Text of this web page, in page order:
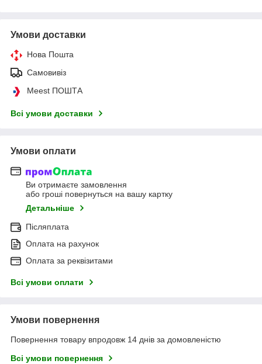
Умови доставки
Нова Пошта
Самовивіз
Meest ПОШТА
Всі умови доставки
Умови оплати
Ви отримаєте замовлення
або гроші повернуться на вашу картку
Детальніше
Післяплата
Оплата на рахунок
Оплата за реквізитами
Всі умови оплати
Умови повернення
Повернення товару впродовж 14 днів за домовленістю
Всі умови повернення